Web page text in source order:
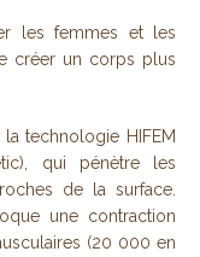
les femmes et les
créer un corps plus
technologie HIFEM
qui pénètre les
de la surface.
une contraction
(20 000 en